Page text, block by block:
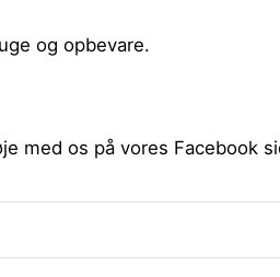
og opbevare.
med os på vores Facebook